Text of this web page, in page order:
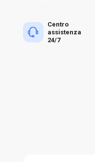
Centro
assistenza
24/7